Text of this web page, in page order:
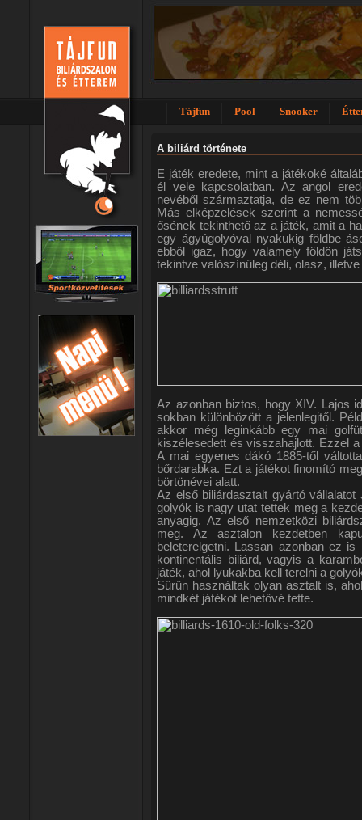
Tájfun Pool Snooker
A biliárd története
E játék eredete, mint a játékoké
él vele kapcsolatban. Az angol
nevéből származtatja, de ez nem
Más elképzelések szerint a
ősének tekinthető az a játék, amit a
egy ágyúgolyóval nyakukig földbe
ebből igaz, hogy valamely földön
tekintve valószínűleg déli, olasz,
Az azonban biztos, hogy XIV. Lajos
sokban különbözött a jelenlegitől.
akkor még leginkább egy mai
kiszélesedett és visszahajlott. Ezzel
A mai egyenes dákó 1885-től
bőrdarabka. Ezt a játékot finomító
börtönévei alatt.
Az első biliárdasztalt gyártó
golyók is nagy utat tettek meg a
anyagig. Az első nemzetközi
meg. Az asztalon kezdetben
beleterelgetni. Lassan azonban ez
kontinentális biliárd, vagyis a
játék, ahol lyukakba kell terelni a
Sűrűn használtak olyan asztalt is,
mindkét játékot lehetővé tette.